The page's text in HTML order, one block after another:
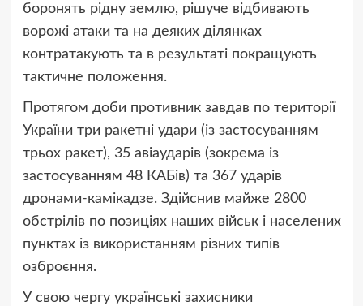
боронять рідну землю, рішуче відбивають
ворожі атаки та на деяких ділянках
контратакують та в результаті покращують
тактичне положення.
Протягом доби противник завдав по території
України три ракетні удари (із застосуванням
трьох ракет), 35 авіаударів (зокрема із
застосуванням 48 КАБів) та 367 ударів
дронами-камікадзе. Здійснив майже 2800
обстрілів по позиціях наших військ і населених
пунктах із використанням різних типів
озброєння.
У свою чергу українські захисники